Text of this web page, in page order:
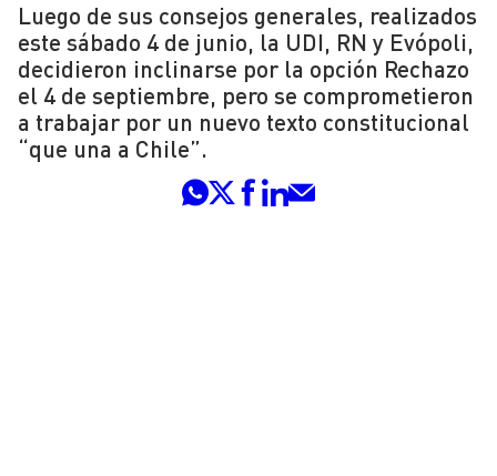
Luego de sus consejos generales, realizados
este sábado 4 de junio, la UDI, RN y Evópoli,
decidieron inclinarse por la opción Rechazo
el 4 de septiembre, pero se comprometieron
a trabajar por un nuevo texto constitucional
“que una a Chile”.